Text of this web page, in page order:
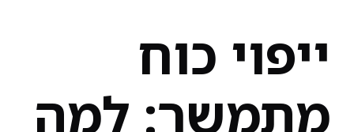
ייפוי כוח
מתמשך: למה